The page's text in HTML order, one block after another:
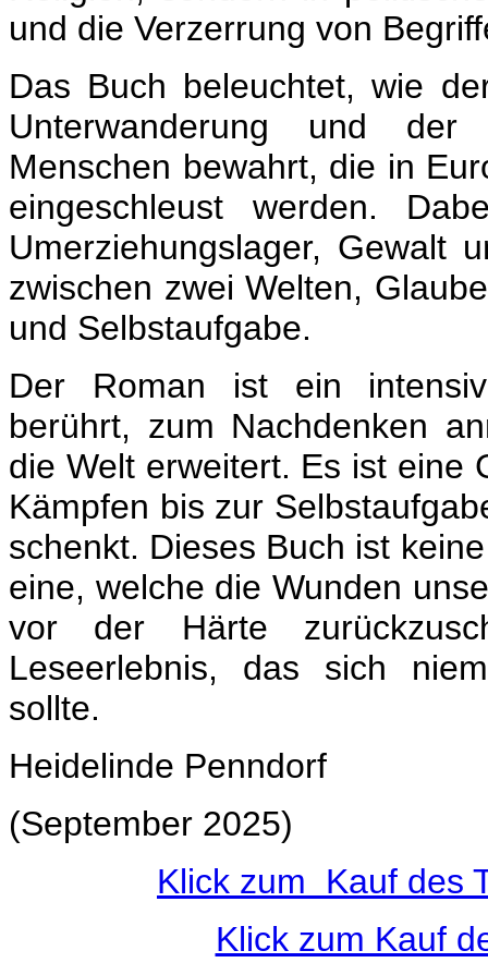
und die Verzerrung von
Das Buch beleuchtet, wie
Unterwanderung und der
Menschen bewahrt, die in
eingeschleust werden.
Umerziehungslager, Gewalt
zwischen zwei Welten,
und Selbstaufgabe.
Der Roman ist ein
berührt, zum Nachdenken
die Welt erweitert. Es ist eine
Kämpfen bis zur
schenkt. Dieses Buch ist
eine, welche die Wunden
vor der Härte
Leseerlebnis, das sich
sollte.
Heidelinde Penndorf
(September 2025)
Klick zum Kauf des
Klick zum Kauf